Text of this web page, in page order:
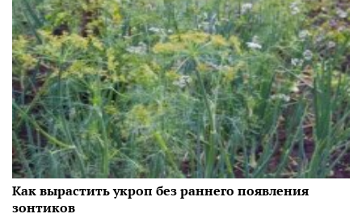
Как вырастить укроп без раннего появления
зонтиков